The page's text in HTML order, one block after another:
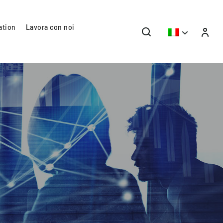
Lavora con noi